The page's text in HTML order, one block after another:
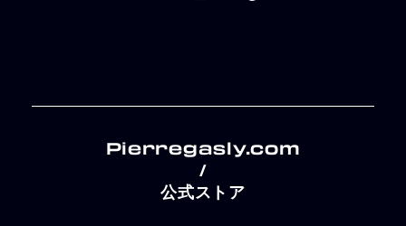
Pierregasly.com
/
公式ストア